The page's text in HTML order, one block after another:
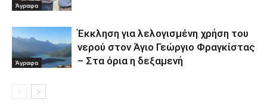
Άγραφα
Άγραφα
Έκκληση για λελογισμένη χρήση του
νερού στον Άγιο Γεώργιο Φραγκίστας
– Στα όρια η δεξαμενή